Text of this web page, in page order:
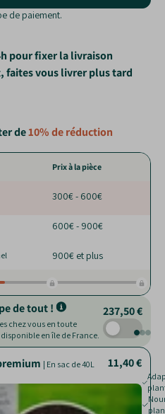
de paiement.
pour fixer la livraison
faites vous livrer plus tard
de10%de réduction
Prix à la pièce
300€ - 600€
600€ - 900€
900€ et plus
de tout !
chez vous en toute
en île de France.
237,50 €
| En sac de 40L 11,40 €
15,10 €
L 26,60 €